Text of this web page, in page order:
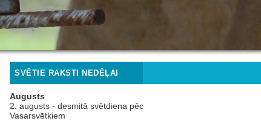
SVĒTIE RAKSTI NEDĒĻAI
Augusts
2. augusts - desmitā svētdiena pēc
Vasarsvētkiem